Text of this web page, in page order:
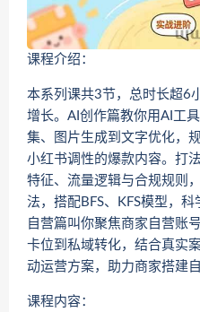
课程介绍：
本系列课共3节，总时长超6
增长。AI创作篇教你用AI工
集、图片生成到文字优化，
小红书调性的爆款内容。打
特征、流量逻辑与合规规则
法，搭配BFS、KFS模型，
自营篇叫你聚焦商家自营账
卡位到私域转化，结合真实
动运营方案，助力商家搭建
课程内容：